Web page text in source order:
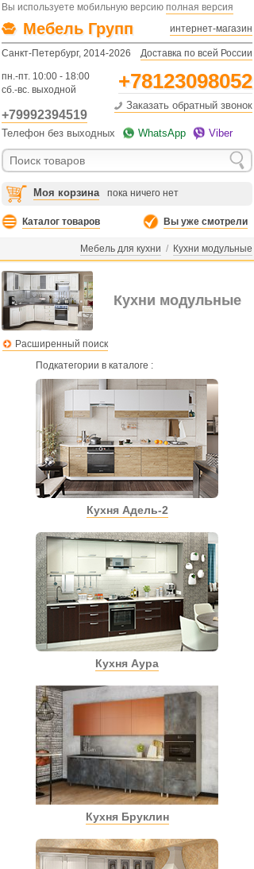
Вы используете мобильную версию полная версия
Мебель Групп интернет-магазин
Санкт-Петербург, 2014-2026 Доставка по всей России
пн.-пт. 10:00 - 18:00
сб.-вс. выходной
+78123098052
+79992394519
Заказать обратный звонок
Телефон без выходных WhatsApp Viber
Моя корзина пока ничего нет
Каталог товаров Вы уже смотрели
Мебель для кухни / Кухни модульные
Кухни модульные
Расширенный поиск
Подкатегории в каталоге :
Кухня Адель-2
Кухня Аура
Кухня Бруклин